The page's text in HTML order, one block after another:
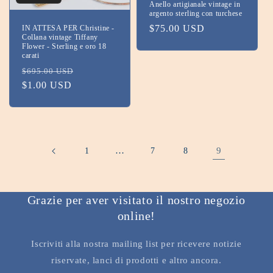
IN ATTESA PER Christine -
Collana vintage Tiffany
Flower - Sterling e oro 18
carati
Prezzo
di
$695.00 USD
$1.00 USD
Anello artigianale vintage in
argento sterling con turchese
Prezzo
$75.00 USD
1 … 7 8 9
Grazie per aver visitato il nostro negozio
online!
Iscriviti alla nostra mailing list per ricevere notizie
riservate, lanci di prodotti e altro ancora.